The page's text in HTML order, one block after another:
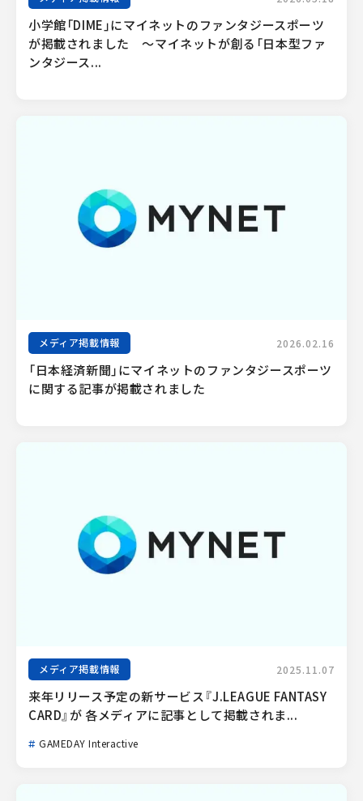
小学館「DIME」にマイネットのファンタジースポーツ
が掲載されました　〜マイネットが創る「日本型ファ
ンタジース...
メディア掲載情報 2026.02.16
「日本経済新聞」にマイネットのファンタジースポーツ
に関する記事が掲載されました
メディア掲載情報 2025.11.07
来年リリース予定の新サービス『J.LEAGUE FANTASY
CARD』が 各メディアに記事として掲載されま...
GAMEDAY Interactive